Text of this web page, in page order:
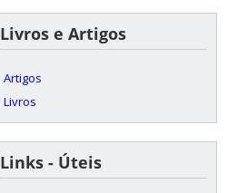
Livros e Artigos
Artigos
Livros
Links - Úteis